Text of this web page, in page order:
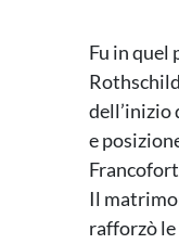
Fu in quel
dell’inizio
e
Il
rafforzò